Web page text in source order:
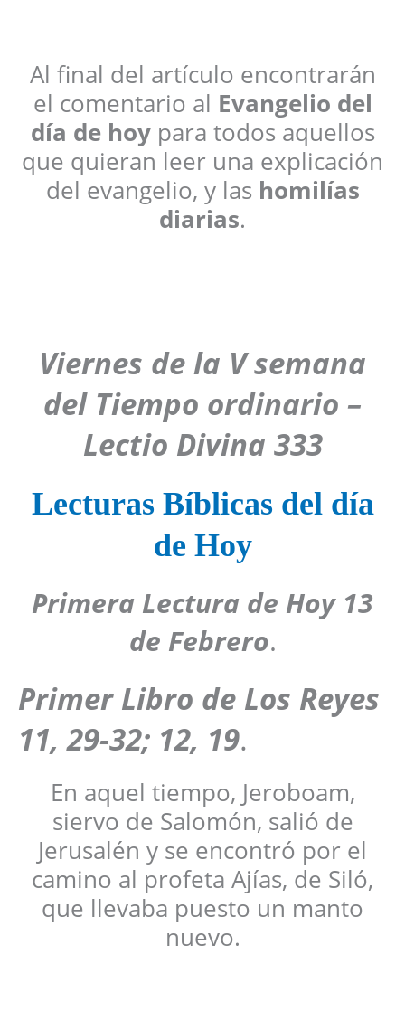
Al final del artículo encontrarán
el comentario al Evangelio del
día de hoypara todos aquellos
que quieran leer una explicación
del evangelio, y las homilías
diarias.
Viernes de la V semana
del Tiempo ordinario –
Lectio Divina 333
Lecturas Bíblicas del día
de Hoy
Primera Lectura de Hoy 13
de Febrero.
Primer Libro de Los Reyes
11, 29-32; 12, 19.
En aquel tiempo, Jeroboam,
siervo de Salomón, salió de
Jerusalén y se encontró por el
camino al profeta Ajías, de Siló,
que llevaba puesto un manto
nuevo.